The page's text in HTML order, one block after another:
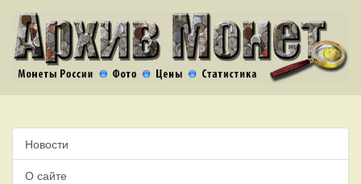
Новости
О сайте